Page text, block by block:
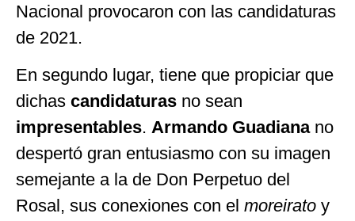
Nacional provocaron con las candidaturas
de 2021.
En segundo lugar, tiene que propiciar que
dichas candidaturas no sean
impresentables. Armando Guadianano
despertó gran entusiasmo con su imagen
semejante a la de Don Perpetuo del
Rosal, sus conexiones con el moreirato y